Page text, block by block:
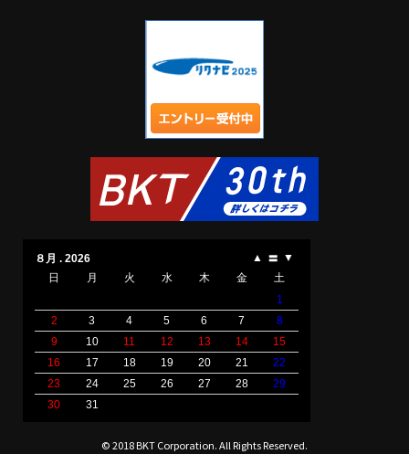
© 2018 BKT Corporation. All Rights Reserved.